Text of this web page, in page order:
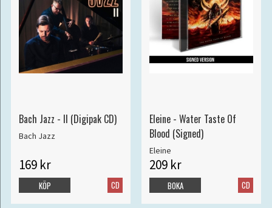
Bach Jazz - II (Digipak CD)
Bach Jazz
169 kr
CD
KÖP
Eleine - Water Taste Of
Blood (Signed)
Eleine
209 kr
CD
BOKA